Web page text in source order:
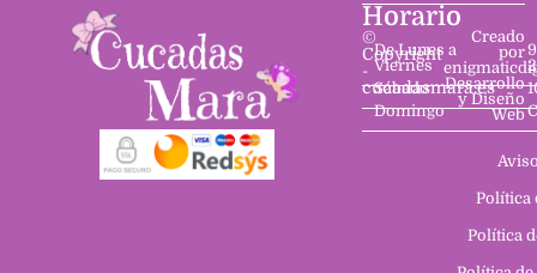
Horario
De Lunes a
Viernes
Sábado
Domingo
Política
Política
©
Copyright
-
cucadasmara.es
Creado
por
Desarrollo
y Diseño
Web